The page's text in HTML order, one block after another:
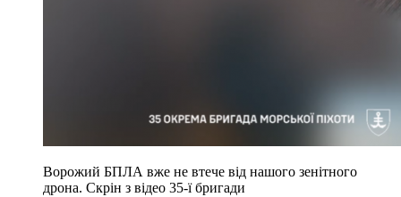
Ворожий БПЛА вже не втече від нашого зенітного
дрона. Скрін з відео 35-ї бригади